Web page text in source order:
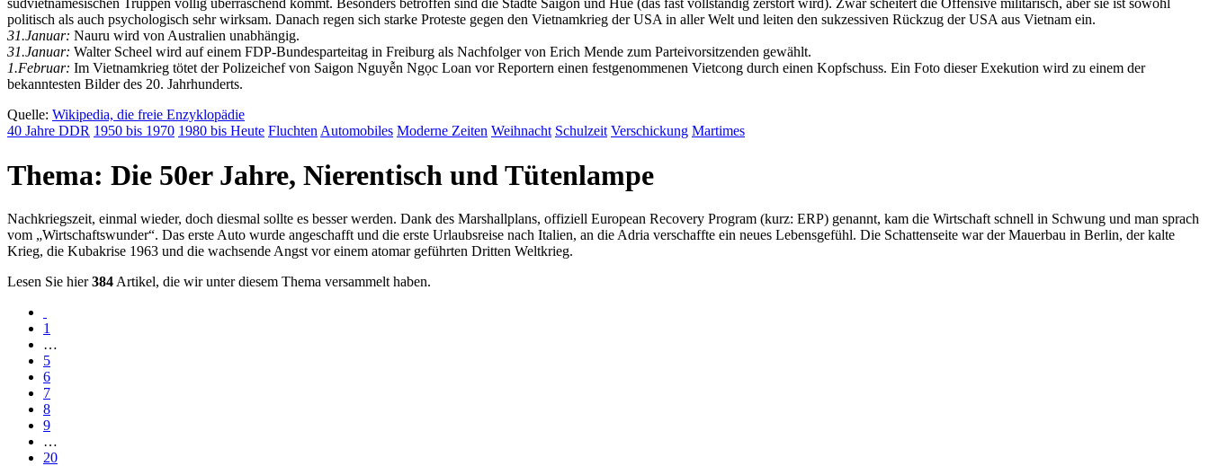
südvietnamesischen Truppen völlig überraschend kommt. Besonders betroffen sind die Städte Saigon und Huế (das fast vollständig zerstört wird). Zwar scheitert die Offensive militärisch, aber sie ist sowohl
politisch als auch psychologisch sehr wirksam. Danach regen sich starke Proteste gegen den Vietnamkrieg der USA in aller Welt und leiten den sukzessiven Rückzug der USA aus Vietnam ein.
31.Januar: Nauru wird von Australien unabhängig.
31.Januar: Walter Scheel wird auf einem FDP-Bundesparteitag in Freiburg als Nachfolger von Erich Mende zum Parteivorsitzenden gewählt.
1.Februar: Im Vietnamkrieg tötet der Polizeichef von Saigon Nguyễn Ngọc Loan vor Reportern einen festgenommenen Vietcong durch einen Kopfschuss. Ein Foto dieser Exekution wird zu einem der
bekanntesten Bilder des 20. Jahrhunderts.
Quelle: Wikipedia, die freie Enzyklopädie
40 Jahre DDR 1950 bis 1970 1980 bis Heute FluchtenAutomobiles Moderne Zeiten Weihnacht Schulzeit Verschickung Martimes
Thema: Die 50er Jahre, Nierentisch und Tütenlampe
Nachkriegszeit, einmal wieder, doch diesmal sollte es besser werden. Dank des Marshallplans, offiziell European Recovery Program (kurz: ERP) genannt, kam die Wirtschaft schnell in Schwung und man sprach
vom
Wirtschaftswunder . Das erste Auto wurde angeschafft und die erste Urlaubsreise nach Italien, an die Adria verschaffte ein neues Lebensgefühl. Die Schattenseite war der Mauerbau in Berlin, der kalte
Krieg, die Kubakrise 1963 und die wachsende Angst vor einem atomar geführten Dritten Weltkrieg.
Lesen Sie hier384 Artikel, die wir unter diesem Thema versammelt haben.
1
…
5
6
7
8
9
…
20